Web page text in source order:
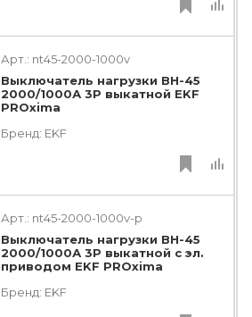
Арт.: nt45-2000-1000v
Выключатель нагрузки ВН-45
2000/1000А 3P выкатной EKF
PROxima
Бренд: EKF
Арт.: nt45-2000-1000v-p
Выключатель нагрузки ВН-45
2000/1000А 3P выкатной с эл.
приводом EKF PROxima
Бренд: EKF